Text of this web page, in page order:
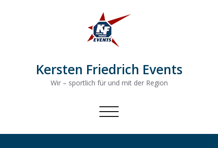
Kersten Friedrich Events
Wir – sportlich für und mit der Region
Schalte